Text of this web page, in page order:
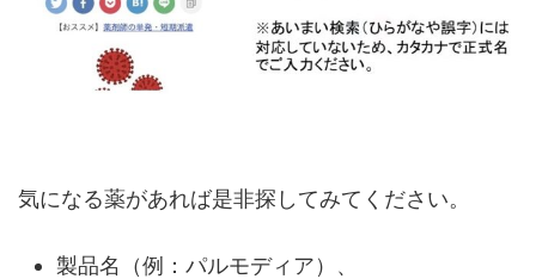
気になる薬があれば是非探してみてください。
製品名（例：パルモディア）、